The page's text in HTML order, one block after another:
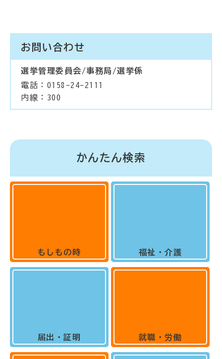
お問い合わせ
選挙管理委員会/事務局/選挙係
電話：0158-24-2111
内線：300
かんたん検索
もしもの時
届出・証明
福祉・介護
就職・労働